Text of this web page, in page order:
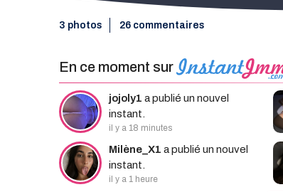
3 photos 26 commentaires
En ce moment sur
jojoly1 a publié un nouvel
instant.
il y a 18 minutes
Milène_X1 a publié un nouvel
instant.
il y a 1 heure